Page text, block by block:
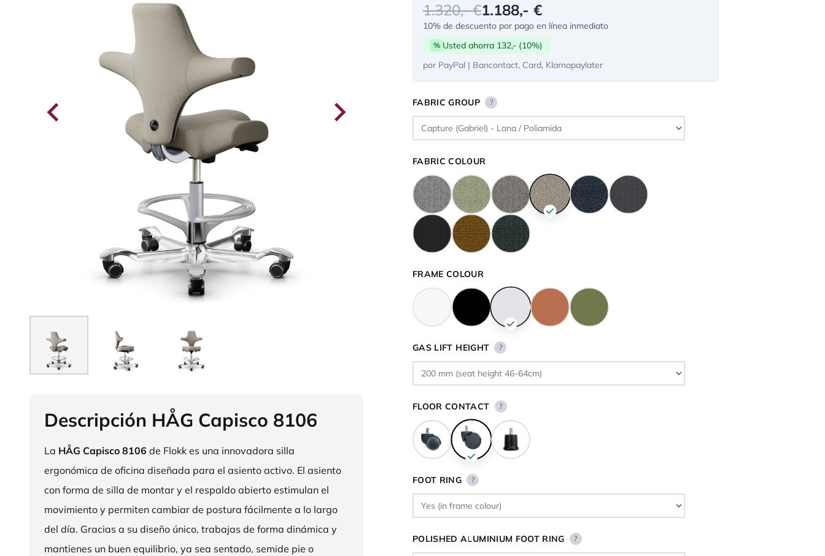
Descripción HÅG Capisco 8106
La HÅG Capisco 8106 de Flokk es una innovadora silla
ergonómica de oficina diseñada para el asiento activo. El asiento
con forma de silla de montar y el respaldo abierto estimulan el
movimiento y permiten cambiar de postura fácilmente a lo largo
del día. Gracias a su diseño único, trabajas de forma dinámica y
mantienes un buen equilibrio, ya sea sentado, semide pie o
1.320,- €1.188,- €
10% de descuento por pago en línea inmediato
% Usted ahorra 132,- (10%)
por PayPal | Bancontact, Card, Klarnapaylater
FABRIC GROUP ?
FABRIC COLOUR
FRAME COLOUR
GAS LIFT HEIGHT ?
FLOOR CONTACT ?
FOOT RING ?
POLISHED ALUMINIUM FOOT RING ?